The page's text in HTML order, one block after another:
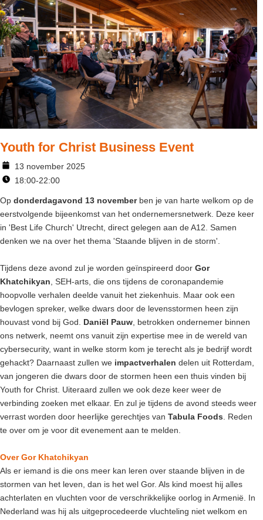
Youth for Christ Business Event
13 november 2025
18:00-22:00
Op donderdagavond 13 novemberben je van harte welkom op de
eerstvolgende bijeenkomst van het ondernemersnetwerk. Deze keer
in 'Best Life Church' Utrecht, direct gelegen aan de A12. Samen
denken we na over het thema 'Staande blijven in de storm'.
Tijdens deze avond zul je worden geïnspireerd door Gor
Khatchikyan , SEH-arts, die ons tijdens de coronapandemie
hoopvolle verhalen deelde vanuit het ziekenhuis. Maar ook een
bevlogen spreker, welke dwars door de levensstormen heen zijn
houvast vond bij God. Daniël Pauw , betrokken ondernemer binnen
ons netwerk, neemt ons vanuit zijn expertise mee in de wereld van
cybersecurity, want in welke storm kom je terecht als je bedrijf wordt
gehackt? Daarnaast zullen we impactverhalen delen uit Rotterdam,
van jongeren die dwars door de stormen heen een thuis vinden bij
Youth for Christ. Uiteraard zullen we ook deze keer weer de
verbinding zoeken met elkaar. En zul je tijdens de avond steeds weer
verrast worden door heerlijke gerechtjes van Tabula Foods . Reden
te over om je voor dit evenement aan te melden.
Over Gor Khatchikyan
Als er iemand is die ons meer kan leren over staande blijven in de
stormen van het leven, dan is het wel Gor. Als kind moest hij alles
achterlaten en vluchten voor de verschrikkelijke oorlog in Armenië. In
Nederland was hij als uitgeprocedeerde vluchteling niet welkom en